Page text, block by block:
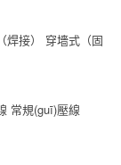
接）
穿墻式（固
常規(guī)壓線